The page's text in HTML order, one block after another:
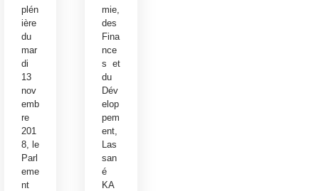
plén
ière
du
mar
di
13
nov
emb
re
201
8, le
Parl
eme
nt
mie,
des
Fina
nce
s et
du
Dév
elop
pem
ent,
Las
san
é
KA